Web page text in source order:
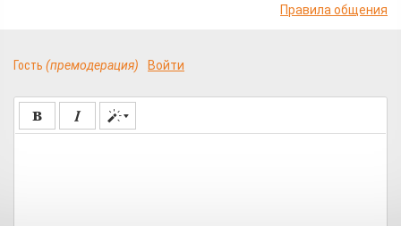
Правила общения
Гость (премодерация) Войти